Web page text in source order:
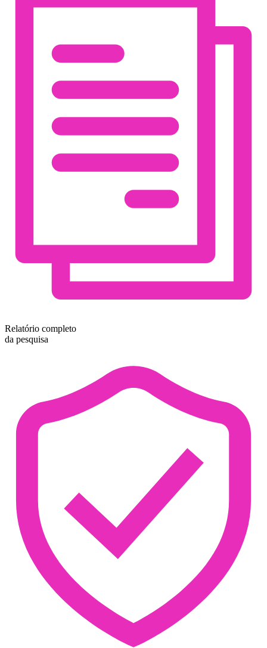
Relatório completo
da pesquisa